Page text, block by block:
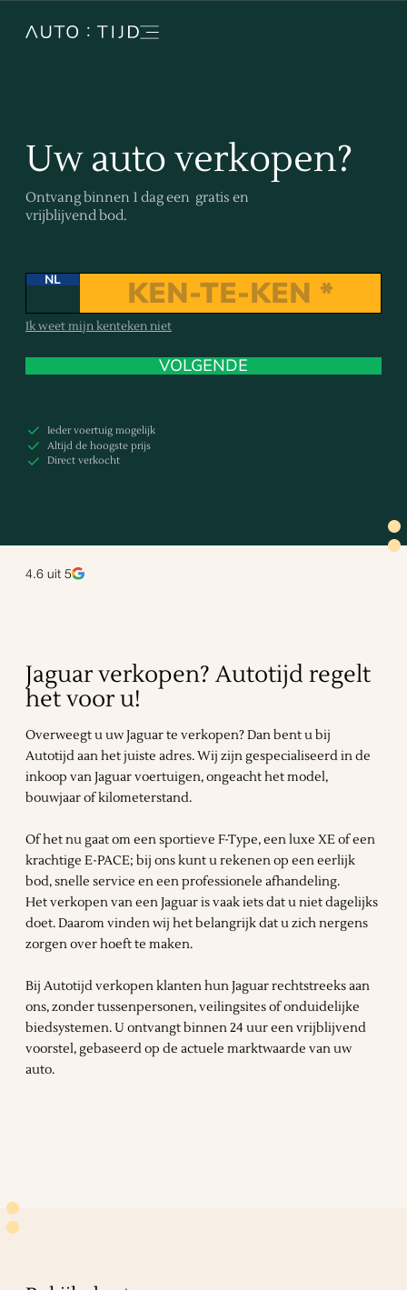
Uw auto verkopen?
Ontvang binnen 1 dag een gratis en
vrijblijvend bod.
NL
Ik weet mijn kenteken niet
VOLGENDE
Ieder voertuig mogelijk
Altijd de hoogste prijs
Direct verkocht
4.6 uit 5
Jaguar verkopen? Autotijd regelt
het voor u!
Overweegt u uw Jaguar te verkopen? Dan bent u bij
Autotijd aan het juiste adres. Wij zijn gespecialiseerd in de
inkoop van Jaguar voertuigen, ongeacht het model,
bouwjaar of kilometerstand.
Of het nu gaat om een sportieve F-Type, een luxe XE of een
krachtige E-PACE; bij ons kunt u rekenen op een eerlijk
bod, snelle service en een professionele afhandeling.
Het verkopen van een Jaguar is vaak iets dat u niet dagelijks
doet. Daarom vinden wij het belangrijk dat u zich nergens
zorgen over hoeft te maken.
Bij Autotijd verkopen klanten hun Jaguar rechtstreeks aan
ons, zonder tussenpersonen, veilingsites of onduidelijke
biedsystemen. U ontvangt binnen 24 uur een vrijblijvend
voorstel, gebaseerd op de actuele marktwaarde van uw
auto.